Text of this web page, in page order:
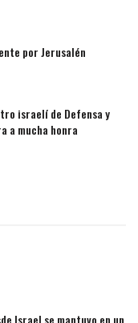
por Jerusalén
israelí de Defensa y
a mucha honra
Israel se mantuvo en un